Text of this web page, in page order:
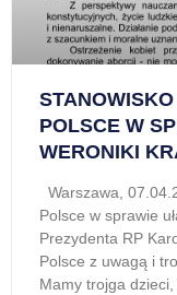
POLSCE W
WERONIKI
Warszawa,
Polsce w sprawie
Prezydenta RP
Polsce z uwagą i
Mamy trojga